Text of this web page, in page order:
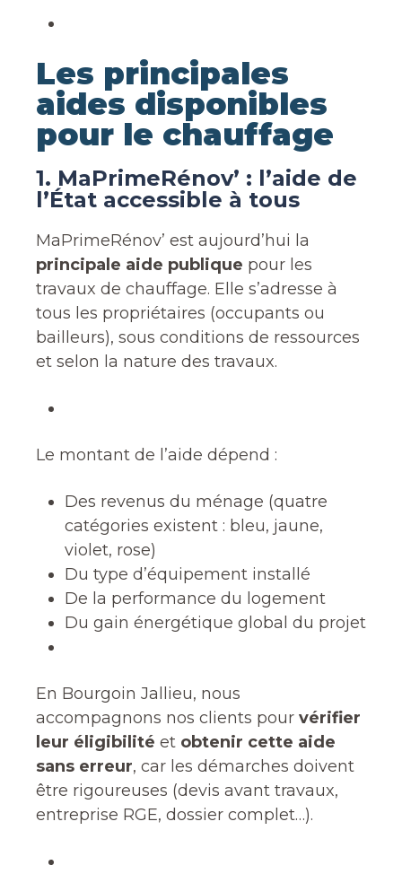
Les principales
aides disponibles
pour le chauffage
1. MaPrimeRénov’ : l’aide de
l’État accessible à tous
MaPrimeRénov’ est aujourd’hui la
principale aide publique pour les
travaux de chauffage. Elle s’adresse à
tous les propriétaires (occupants ou
bailleurs), sous conditions de ressources
et selon la nature des travaux.
Le montant de l’aide dépend :
Des revenus du ménage (quatre
catégories existent : bleu, jaune,
violet, rose)
Du type d’équipement installé
De la performance du logement
Du gain énergétique global du projet
En Bourgoin Jallieu, nous
accompagnons nos clients pour vérifier
leur éligibilité et obtenir cette aide
sans erreur, car les démarches doivent
être rigoureuses (devis avant travaux,
entreprise RGE, dossier complet…).